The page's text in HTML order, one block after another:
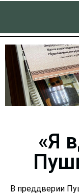
«Я
В преддверии